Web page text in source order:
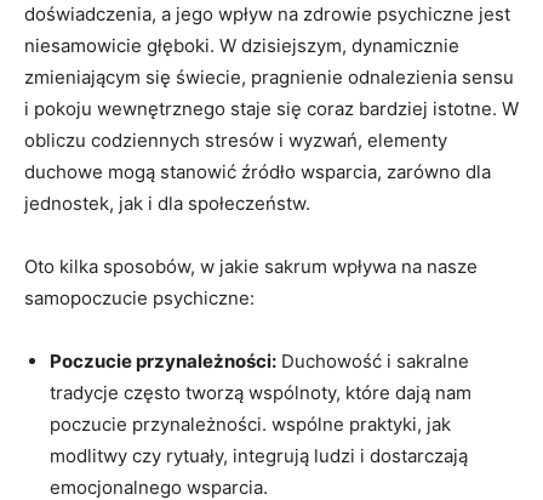
doświadczenia, a jego wpływ na zdrowie psychiczne jest
niesamowicie głęboki. W dzisiejszym, dynamicznie
zmieniającym się świecie, pragnienie odnalezienia sensu
i pokoju wewnętrznego staje się coraz bardziej istotne. W
obliczu codziennych stresów i wyzwań, elementy
duchowe mogą stanowić źródło wsparcia, zarówno dla
jednostek, jak i dla społeczeństw.
Oto kilka sposobów, w jakie sakrum wpływa na nasze
samopoczucie psychiczne:
Poczucie przynależności: Duchowość i sakralne
tradycje często tworzą wspólnoty, które dają nam
poczucie przynależności. wspólne praktyki, jak
modlitwy czy rytuały, integrują ludzi i dostarczają
emocjonalnego wsparcia.